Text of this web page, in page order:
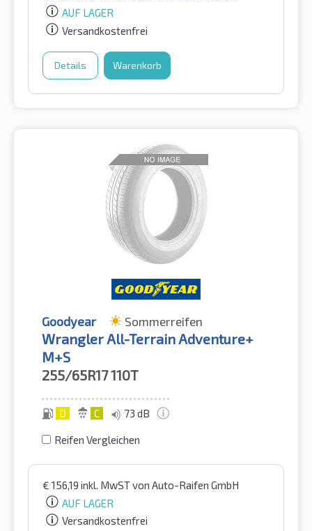
AUF LAGER
Versandkostenfrei
Details Warenkorb
Goodyear Sommerreifen
Wrangler All-Terrain Adventure+
M+S
255/65R17110T
D C 73 dB
Reifen Vergleichen
€ 156,19 inkl. MwSTvon Auto-Raifen GmbH
AUF LAGER
Versandkostenfrei